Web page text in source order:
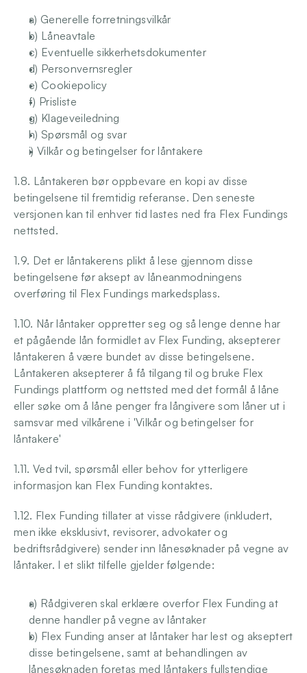
a) Generelle forretningsvilkår
b) Låneavtale
c) Eventuelle sikkerhetsdokumenter
d) Personvernsregler
e) Cookiepolicy
f) Prisliste
g) Klageveiledning
h) Spørsmål og svar
i) Vilkår og betingelser for låntakere
1.8. Låntakeren bør oppbevare en kopi av disse
betingelsene til fremtidig referanse. Den seneste
versjonen kan til enhver tid lastes ned fra Flex Fundings
nettsted.
1.9. Det er låntakerens plikt å lese gjennom disse
betingelsene før aksept av låneanmodningens
overføring til Flex Fundings markedsplass.
1.10. Når låntaker oppretter seg og så lenge denne har
et pågående lån formidlet av Flex Funding, aksepterer
låntakeren å være bundet av disse betingelsene.
Låntakeren aksepterer å få tilgang til og bruke Flex
Fundings plattform og nettsted med det formål å låne
eller søke om å låne penger fra långivere som låner ut i
samsvar med vilkårene i 'Vilkår og betingelser for
låntakere'
1.11. Ved tvil, spørsmål eller behov for ytterligere
informasjon kan Flex Funding kontaktes.
1.12. Flex Funding tillater at visse rådgivere (inkludert,
men ikke eksklusivt, revisorer, advokater og
bedriftsrådgivere) sender inn lånesøknader på vegne av
låntaker. I et slikt tilfelle gjelder følgende:
a) Rådgiveren skal erklære overfor Flex Funding at
denne handler på vegne av låntaker
b) Flex Funding anser at låntaker har lest og akseptert
disse betingelsene, samt at behandlingen av
lånesøknaden foretas med låntakers fullstendige